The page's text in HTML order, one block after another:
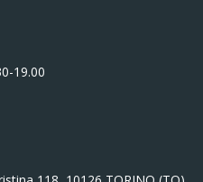
19.00